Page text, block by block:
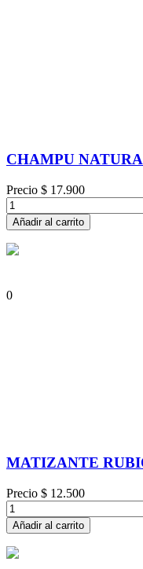
CHAMPU
Precio $ 17.900
Añadir al carrito
0
MATIZANTE
Precio $ 12.500
Añadir al carrito